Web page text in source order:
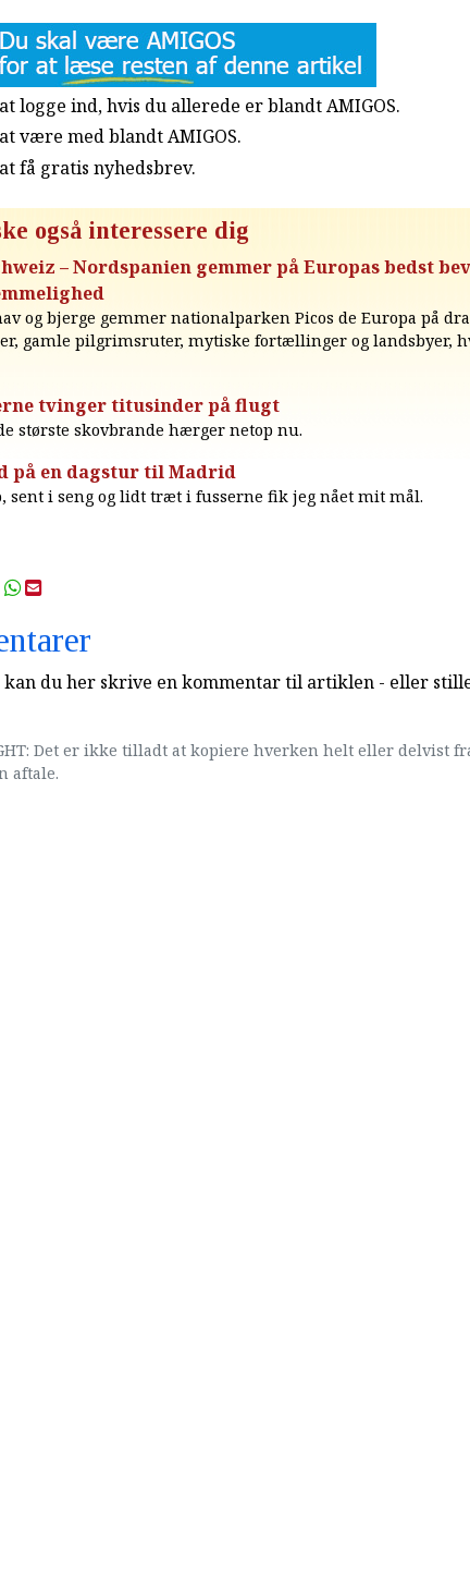
logge ind, hvis du allerede er blandt AMIGOS.
være med blandt AMIGOS.
få gratis nyhedsbrev.
også interessere dig
– Nordspanien gemmer på Europas bedst
og bjerge gemmer nationalparken Picos de Europa på
gamle pilgrimsruter, mytiske fortællinger og landsbyer,
tvinger titusinder på flugt
største skovbrande hærger netop nu.
på en dagstur til Madrid
sent i seng og lidt træt i fusserne fik jeg nået mit mål.
kan du her skrive en kommentar til artiklen - eller
Det er ikke tilladt at kopiere hverken helt eller delvist
aftale.